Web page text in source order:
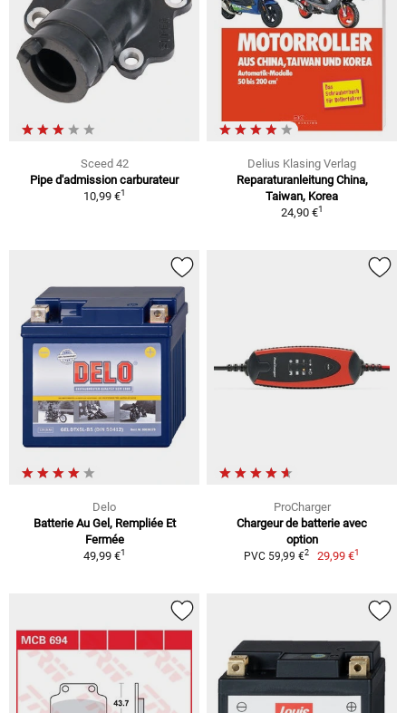
Sceed 42
Pipe d'admission carburateur
10,99 €1
Delius Klasing Verlag
Reparaturanleitung China,
Taiwan, Korea
24,90 €1
Delo
Batterie Au Gel, Rempliée Et
Fermée
49,99 €1
ProCharger
Chargeur de batterie avec
option
PVC 59,99 €2 29,99 €1